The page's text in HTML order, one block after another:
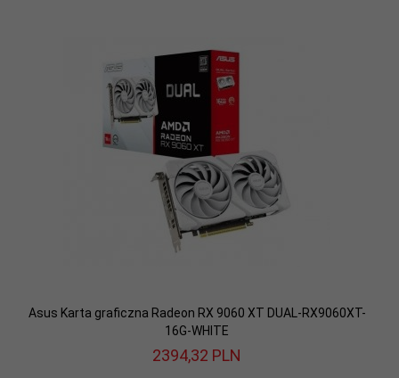
Asus Karta graficzna Radeon RX 9060 XT DUAL-RX9060XT-
16G-WHITE
2394,32 PLN